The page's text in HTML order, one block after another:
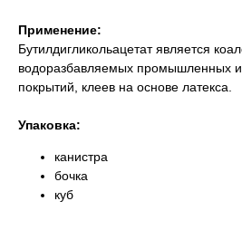
Применение:
Бутилдигликольацетат является
водоразбавляемых промышленных и
покрытий, клеев на основе латекса.
Упаковка:
канистра
бочка
куб